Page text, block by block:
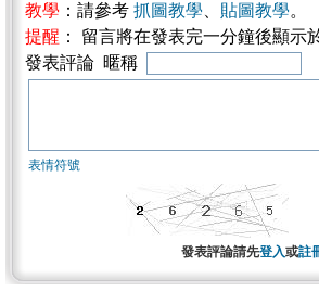
教學 ：請參考 抓圖教學 貼圖教學。
提醒 ： 留言將在發表完一分鐘後顯
發表評論 暱稱
表情符號
發表評論請先登入或註